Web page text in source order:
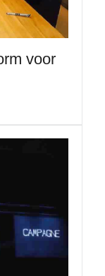
voor